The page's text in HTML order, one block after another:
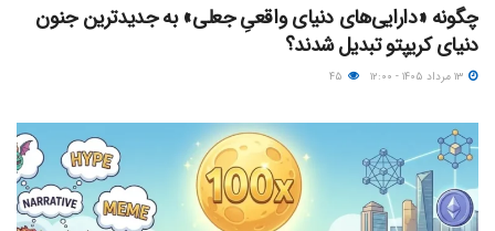
چگونه «دارایی‌های دنیای واقعیِ جعلی» به جدیدترین جنون
دنیای کریپتو تبدیل شدند؟